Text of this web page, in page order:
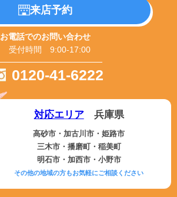
来店予約
お電話でのお問い合わせ
受付時間 9:00-17:00
0120-41-6222
対応エリア兵庫県
高砂市・加古川市・姫路市
三木市・播磨町・稲美町
明石市・加西市・小野市
その他の地域の方もお気軽にご相談ください